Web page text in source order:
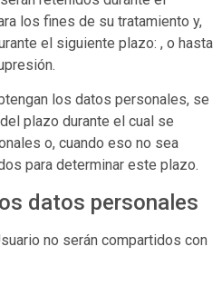
los fines de su tratamiento y,
el siguiente plazo: , o hasta
los datos personales, se
plazo durante el cual se
o, cuando eso no sea
para determinar este plazo.
datos personales
no serán compartidos con